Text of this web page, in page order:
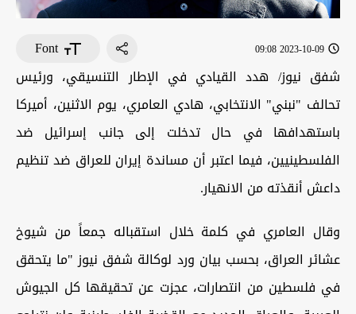
2023-10-09 09:08
Font
شفق نيوز/ هدد القيادي في الإطار التنسيقي، ورئيس
تحالف "نبني" الانتخابي، هادي العامري، يوم الاثنين، أميركا
باستهدافها في حال تدخلت إلى جانب إسرائيل ضد
الفلسطينيين، فيما اعتبر أن مساندة إيران للعراق ضد تنظيم
داعش أنقذته من الانهيار.
وقال العامري في كلمة خلال استقباله جمعاً من شيوخ
عشائر العراق، بحسب بيان ورد لوكالة شفق نيوز "ما يتحقق
في فلسطين من انتصارات، عجزت عن تحقيقها كل الجيوش